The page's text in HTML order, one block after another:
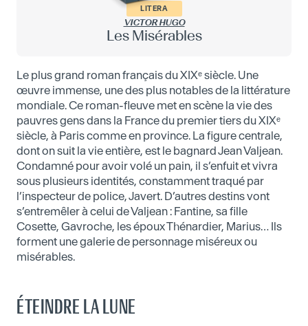
LITERA
VICTOR HUGO
Les Misérables
Le plus grand roman français du XIXᵉ siècle. Une
œuvre immense, une des plus notables de la littérature
mondiale. Ce roman-fleuve met en scène la vie des
pauvres gens dans la France du premier tiers du XIXᵉ
siècle, à Paris comme en province. La figure centrale,
dont on suit la vie entière, est le bagnard Jean Valjean.
Condamné pour avoir volé un pain, il s’enfuit et vivra
sous plusieurs identités, constamment traqué par
l’inspecteur de police, Javert. D’autres destins vont
s’entremêler à celui de Valjean : Fantine, sa fille
Cosette, Gavroche, les époux Thénardier, Marius… Ils
forment une galerie de personnage miséreux ou
misérables.
ÉTEINDRE LA LUNE